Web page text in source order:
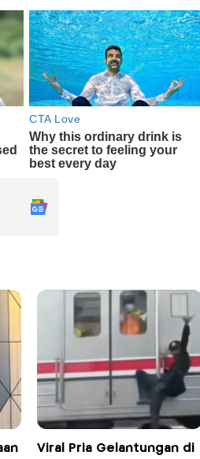
Viral Pria Gelantungan di